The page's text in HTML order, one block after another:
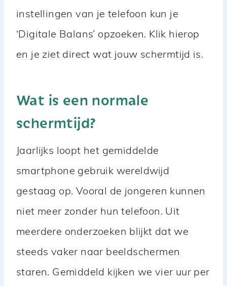
instellingen van je telefoon kun je
‘Digitale Balans’ opzoeken. Klik hierop
en je ziet direct wat jouw schermtijd is.
Wat is een normale
schermtijd?
Jaarlijks loopt het gemiddelde
smartphone gebruik wereldwijd
gestaag op. Vooral de jongeren kunnen
niet meer zonder hun telefoon. Uit
meerdere onderzoeken blijkt dat we
steeds vaker naar beeldschermen
staren. Gemiddeld kijken we vier uur per